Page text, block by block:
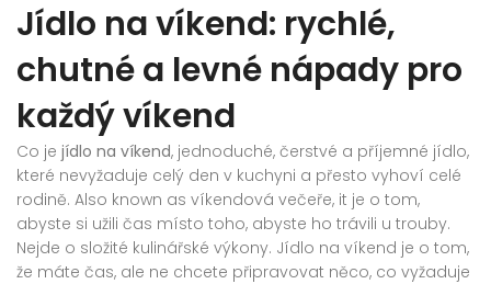
Jídlo na víkend: rychlé,
chutné a levné nápady pro
každý víkend
Co je jídlo na víkend, jednoduché, čerstvé a příjemné jídlo,
které nevyžaduje celý den v kuchyni a přesto vyhoví celé
rodině. Also known as víkendová večeře, it je o tom,
abyste si užili čas místo toho, abyste ho trávili u trouby.
Nejde o složité kulinářské výkony. Jídlo na víkend je o tom,
že máte čas, ale ne chcete připravovat něco, co vyžaduje